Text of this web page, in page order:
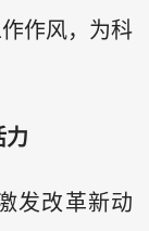
作风，为科
力
发改革新动